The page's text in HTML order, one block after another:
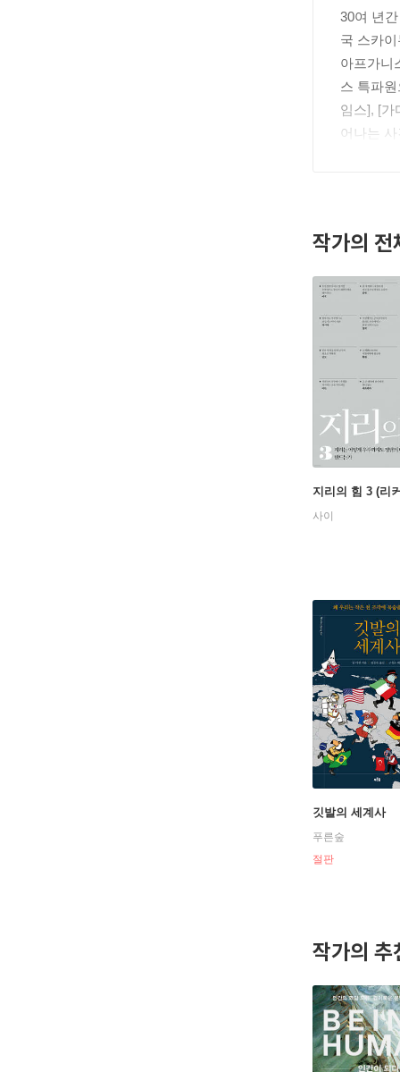
30여 년
국 스카
아프가니
스 특파
임스], [가
어나는
번에는 ‘
성조기를
계의 중
작가의 전
지리의 힘 3 (리
사이
깃발의 세계사
푸른숲
절판
작가의 추